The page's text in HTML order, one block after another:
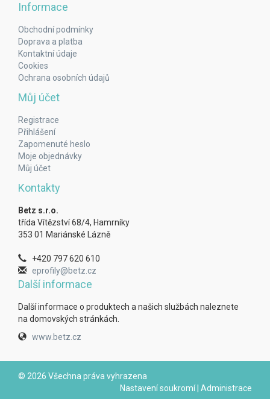
Informace
Obchodní podmínky
Doprava a platba
Kontaktní údaje
Cookies
Ochrana osobních údajů
Můj účet
Registrace
Přihlášení
Zapomenuté heslo
Moje objednávky
Můj účet
Kontakty
Betz s.r.o.
třída Vítězství 68/4, Hamrníky
353 01 Mariánské Lázně
+420 797 620 610
eprofily@betz.cz
Další informace
Další informace o produktech a našich službách naleznete
na domovských stránkách.
www.betz.cz
© 2026 Všechna práva vyhrazena
Nastavení soukromí| Administrace